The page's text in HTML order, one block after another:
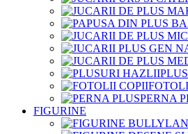
PERNA
FIGURINE